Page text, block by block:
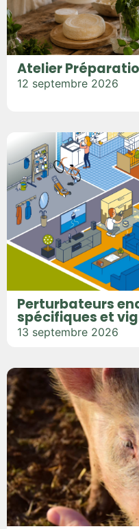
Atelier
12 septembre 2026
Perturbateurs
spécifiques et
13 septembre 2026